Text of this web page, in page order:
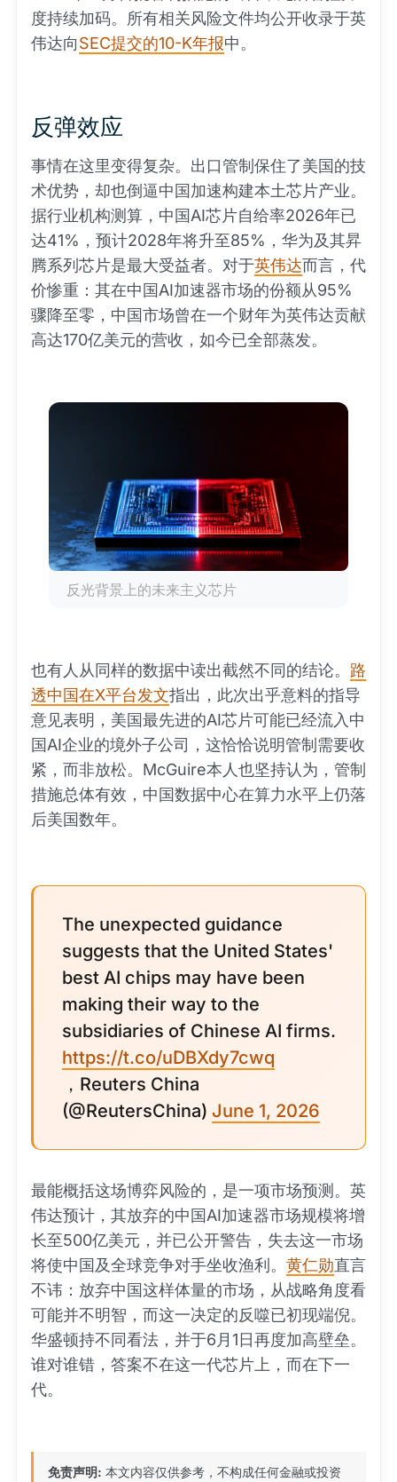
度持续加码。所有相关风险文件均公开收录于英
伟达向SEC提交的10-K年报中。
反弹效应
事情在这里变得复杂。出口管制保住了美国的技
术优势，却也倒逼中国加速构建本土芯片产业。
据行业机构测算，中国AI芯片自给率2026年已
达41%，预计2028年将升至85%，华为及其昇
腾系列芯片是最大受益者。对于英伟达而言，代
价惨重：其在中国AI加速器市场的份额从95%
骤降至零，中国市场曾在一个财年为英伟达贡献
高达170亿美元的营收，如今已全部蒸发。
反光背景上的未来主义芯片
也有人从同样的数据中读出截然不同的结论。 路
透中国在X平台发文指出，此次出乎意料的指导
意见表明，美国最先进的AI芯片可能已经流入中
国AI企业的境外子公司，这恰恰说明管制需要收
紧，而非放松。McGuire本人也坚持认为，管制
措施总体有效，中国数据中心在算力水平上仍落
后美国数年。
The unexpected guidance
suggests that the United States'
best AI chips may have been
making their way to the
subsidiaries of Chinese AI firms.
https://t.co/uDBXdy7cwq
，Reuters China
(@ReutersChina) June 1, 2026
最能概括这场博弈风险的，是一项市场预测。英
伟达预计，其放弃的中国AI加速器市场规模将增
长至500亿美元，并已公开警告，失去这一市场
将使中国及全球竞争对手坐收渔利。 黄仁勋直言
不讳：放弃中国这样体量的市场，从战略角度看
可能并不明智，而这一决定的反噬已初现端倪。
华盛顿持不同看法，并于6月1日再度加高壁垒。
谁对谁错，答案不在这一代芯片上，而在下一
代。
免责声明: 本文内容仅供参考，不构成任何金融或投资